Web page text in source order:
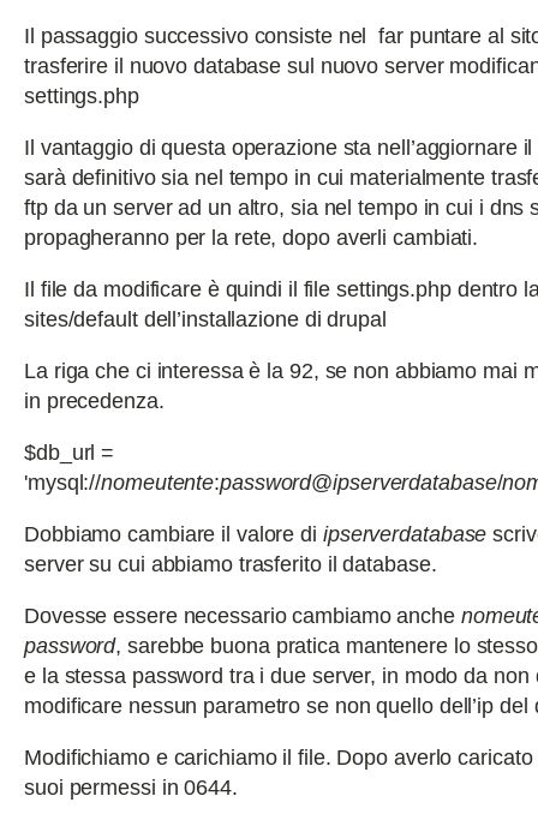
Il passaggio successivo consiste nel far puntare al
trasferire il nuovo database sul nuovo server
settings.php
Il vantaggio di questa operazione sta nell’aggiornare
sarà definitivo sia nel tempo in cui materialmente
ftp da un server ad un altro, sia nel tempo in cui i dns
propagheranno per la rete, dopo averli cambiati.
Il file da modificare è quindi il file settings.php dentro
sites/default dell’installazione di drupal
La riga che ci interessa è la 92, se non abbiamo mai
in precedenza.
$db_url =
'mysql://nomeutente:password@ipserverdatabase/
Dobbiamo cambiare il valore di ipserverdatabase
server su cui abbiamo trasferito il database.
Dovesse essere necessario cambiamo anche
password, sarebbe buona pratica mantenere lo
e la stessa password tra i due server, in modo da non
modificare nessun parametro se non quello dell’ip del
Modifichiamo e carichiamo il file. Dopo averlo
suoi permessi in 0644.